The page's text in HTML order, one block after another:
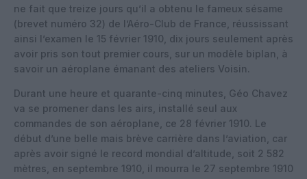
ne fait que treize jours qu’il a obtenu le fameux sésame
(brevet numéro 32) de l’Aéro-Club de France, réussissant
ainsi l’examen le 15 février 1910, dix jours seulement après
avoir pris son tout premier cours, sur un modèle biplan, à
savoir un aéroplane émanant des ateliers Voisin.
Durant une heure et quarante-cinq minutes, Géo Chavez
va se promener dans les airs, installé seul aux
commandes de son aéroplane, ce 28 février 1910. Le
début d’une belle mais brève carrière dans l’aviation, car
après avoir signé le record mondial d’altitude, soit 2 582
mètres, en septembre 1910, il mourra le 27 septembre 1910